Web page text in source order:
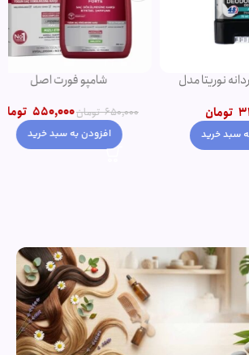
مدل
خرید
شامپو فورت اصل
650,000 تومان550,000 تومان
افزودن به سبد خرید